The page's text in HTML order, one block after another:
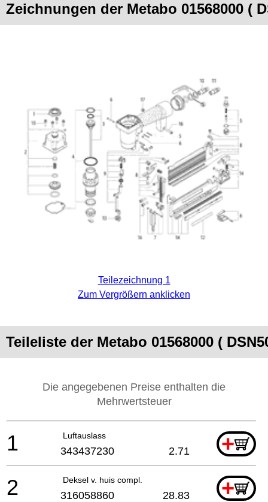
Zeichnungen der Metabo 01568000 (
Teilezeichnung 1
Zum Vergrößern anklicken
Teileliste der Metabo 01568000 (
Die angegebenen Preise enthalten die
Mehrwertsteuer
Luftauslass +
1 343437230 2.71
Deksel v. huis compl. +
2 316058860 28.83